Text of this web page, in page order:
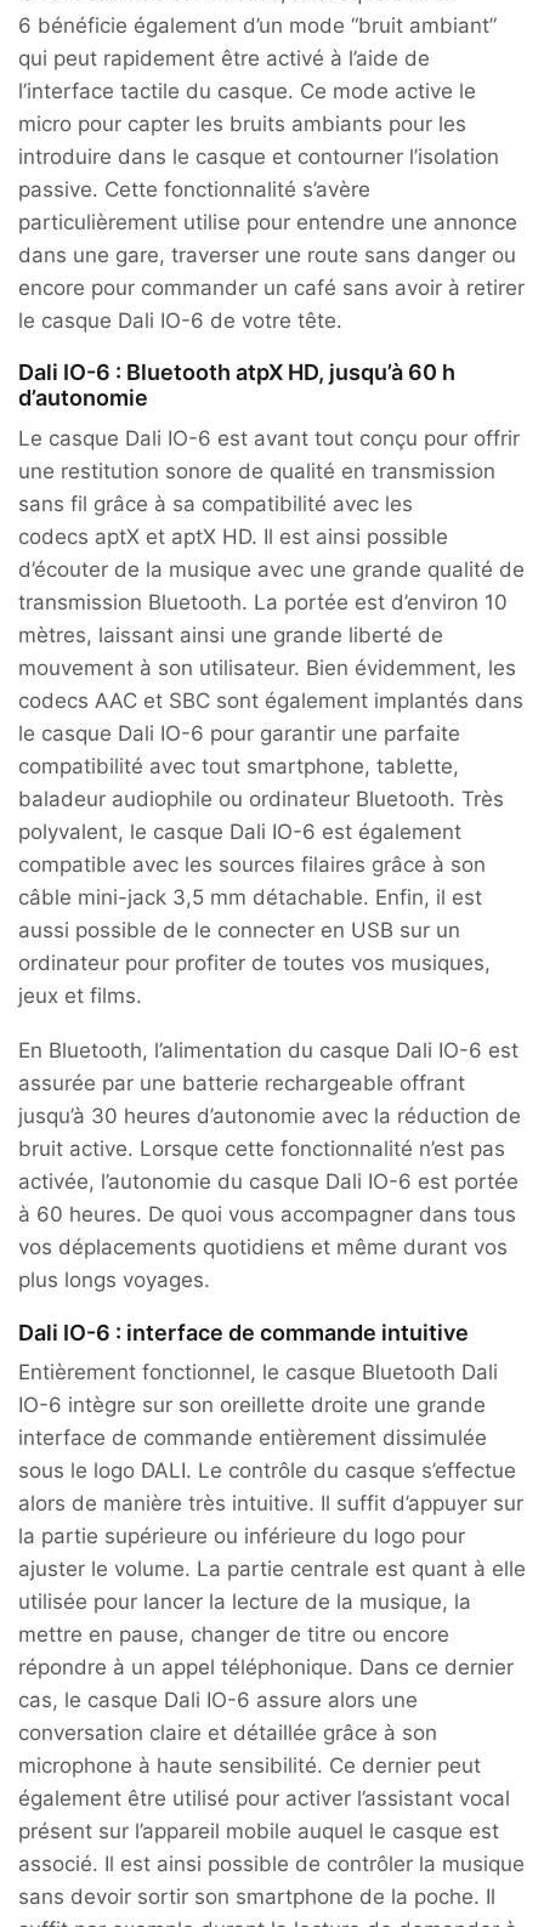
6 bénéficie également d’un mode “bruit ambiant”
qui peut rapidement être activé à l’aide de
l’interface tactile du casque. Ce mode active le
micro pour capter les bruits ambiants pour les
introduire dans le casque et contourner l’isolation
passive. Cette fonctionnalité s’avère
particulièrement utilise pour entendre une annonce
dans une gare, traverser une route sans danger ou
encore pour commander un café sans avoir à retirer
le casque Dali IO-6 de votre tête.
Dali IO-6 : Bluetooth atpX HD, jusqu’à 60 h
d’autonomie
Le casque Dali IO-6 est avant tout conçu pour offrir
une restitution sonore de qualité en transmission
sans fil grâce à sa compatibilité avec les
codecs aptX et aptX HD. Il est ainsi possible
d’écouter de la musique avec une grande qualité de
transmission Bluetooth. La portée est d’environ 10
mètres, laissant ainsi une grande liberté de
mouvement à son utilisateur. Bien évidemment, les
codecs AAC et SBC sont également implantés dans
le casque Dali IO-6 pour garantir une parfaite
compatibilité avec tout smartphone, tablette,
baladeur audiophile ou ordinateur Bluetooth. Très
polyvalent, le casque Dali IO-6 est également
compatible avec les sources filaires grâce à son
câble mini-jack 3,5 mm détachable. Enfin, il est
aussi possible de le connecter en USB sur un
ordinateur pour profiter de toutes vos musiques,
jeux et films.
En Bluetooth, l’alimentation du casque Dali IO-6 est
assurée par une batterie rechargeable offrant
jusqu’à 30 heures d’autonomie avec la réduction de
bruit active. Lorsque cette fonctionnalité n’est pas
activée, l’autonomie du casque Dali IO-6 est portée
à 60 heures. De quoi vous accompagner dans tous
vos déplacements quotidiens et même durant vos
plus longs voyages.
Dali IO-6 : interface de commande intuitive
Entièrement fonctionnel, le casque Bluetooth Dali
IO-6 intègre sur son oreillette droite une grande
interface de commande entièrement dissimulée
sous le logo DALI. Le contrôle du casque s’effectue
alors de manière très intuitive. Il suffit d’appuyer sur
la partie supérieure ou inférieure du logo pour
ajuster le volume. La partie centrale est quant à elle
utilisée pour lancer la lecture de la musique, la
mettre en pause, changer de titre ou encore
répondre à un appel téléphonique. Dans ce dernier
cas, le casque Dali IO-6 assure alors une
conversation claire et détaillée grâce à son
microphone à haute sensibilité. Ce dernier peut
également être utilisé pour activer l’assistant vocal
présent sur l’appareil mobile auquel le casque est
associé. Il est ainsi possible de contrôler la musique
sans devoir sortir son smartphone de la poche. Il